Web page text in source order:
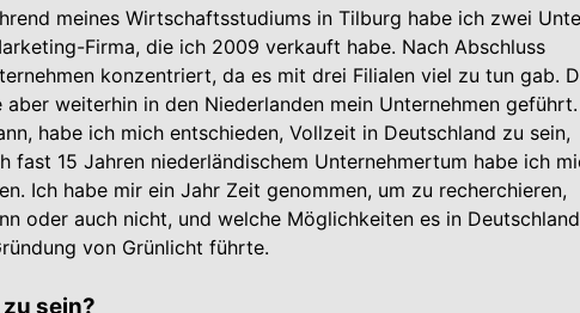
meines Wirtschaftsstudiums in Tilburg habe ich zwei
Firma, die ich 2009 verkauft habe. Nach Abschluss
konzentriert, da es mit drei Filialen viel zu tun gab.
weiterhin in den Niederlanden mein Unter­nehmen geführt.
habe ich mich entschieden, Vollzeit in Deutschland zu sein,
fast 15 Jahren niederländischem Unternehmertum habe ich
Ich habe mir ein Jahr Zeit genommen, um zu recherchieren,
oder auch nicht, und welche Möglichkeiten es in Deutschland
von Grünlicht führte.
sein?